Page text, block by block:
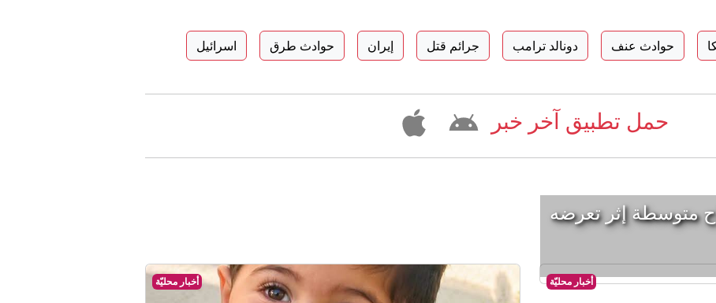
حوادث عنف دونالد ترامب جرائم قتل إيران حوادث طرق اسرائيل
حمل تطبيق آخر خبر
أخبار محليّة
متوسطة إثر تعرضه
أخبار محليّة